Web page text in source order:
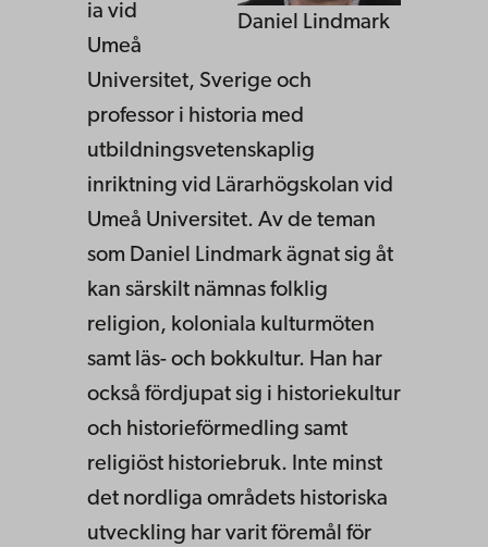
Daniel Lindmark
ia vid
Umeå
Universitet, Sverige och
professor i historia med
utbildningsvetenskaplig
inriktning vid Lärarhögskolan vid
Umeå Universitet. Av de teman
som Daniel Lindmark ägnat sig åt
kan särskilt nämnas folklig
religion, koloniala kulturmöten
samt läs- och bokkultur. Han har
också fördjupat sig i historiekultur
och historieförmedling samt
religiöst historiebruk. Inte minst
det nordliga områdets historiska
utveckling har varit föremål för